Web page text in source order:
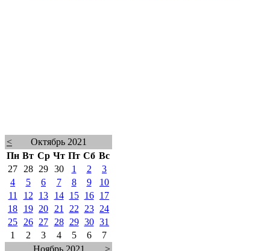
<
Октябрь 2021
Пн Вт Ср Чт Пт Сб Вс
27
28 29 30 1 2
3
4
5 6 7 8 9
10
11
12 13 14 15 16
17
18
19 20 21 22 23
24
25
26 27 28 29 30 31
1
2 3 4 5 6
7
Ноябрь 2021
>